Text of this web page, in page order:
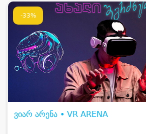
-33%
ვიარ არენა • VR ARENA